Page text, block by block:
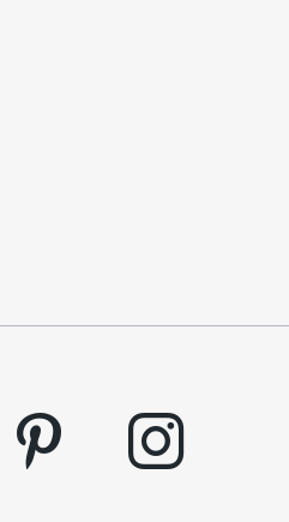
pinterest instagram